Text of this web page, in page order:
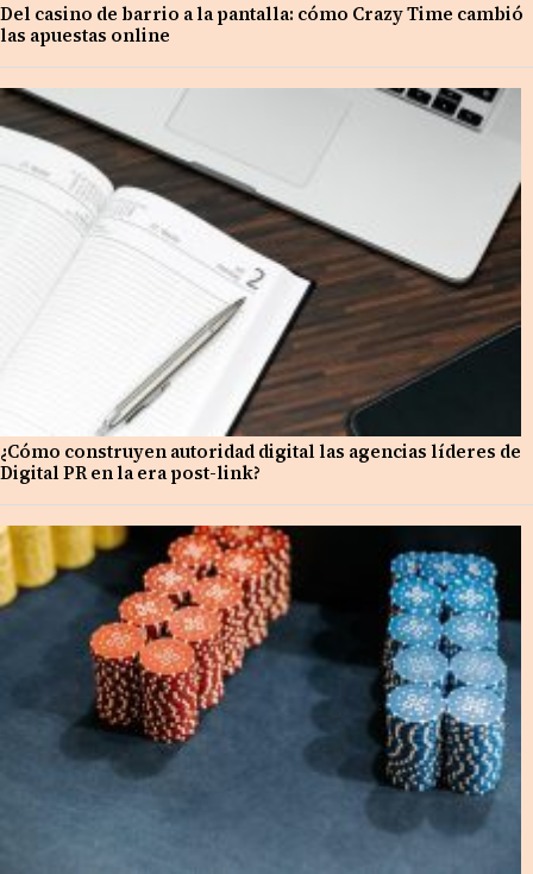
Del casino de barrio a la pantalla: cómo Crazy Time cambió
las apuestas online
¿Cómo construyen autoridad digital las agencias líderes de
Digital PR en la era post-link?